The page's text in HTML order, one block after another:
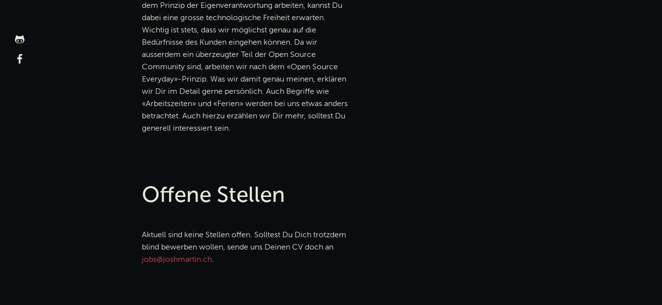
dem Prinzip der Eigenverantwortung arbeiten, kannst Du
dabei eine grosse technologische Freiheit erwarten.
Wichtig ist stets, dass wir möglichst genau auf die
Bedürfnisse des Kunden eingehen können. Da wir
ausserdem ein überzeugter Teil der Open Source
Community sind, arbeiten wir nach dem «Open Source
Everyday»-Prinzip. Was wir damit genau meinen, erklären
wir Dir im Detail gerne persönlich. Auch Begriffe wie
«Arbeitszeiten» und «Ferien» werden bei uns etwas anders
betrachtet. Auch hierzu erzählen wir Dir mehr, solltest Du
generell interessiert sein.
Offene Stellen
Aktuell sind keine Stellen offen. Solltest Du Dich trotzdem
blind bewerben wollen, sende uns Deinen CV doch an
jobs@joshmartin.ch.